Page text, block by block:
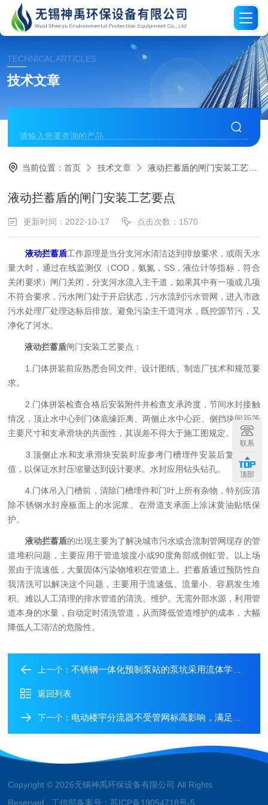
TECHNICAL ARTICLES
技术文章
当前位置：首页 技术文章 液动拦蓄盾的闸门安装工艺要点
液动拦蓄盾的闸门安装工艺要点
更新时间：2022-10-17 点击次数：1570
液动拦蓄盾工作原理是当分支河水清洁达到排放要求，或雨天水
量大时，通过在线监测仪（COD，氨氮，SS，液位计等指标，符合
关闭要求）闸门关闭，分支河水流入主干道，如果其中有一项或几项
不符合要求，污水闸门处于开启状态，污水流到污水管网，进入市政
污水处理厂处理达标后排放。避免污染主干道河水，既控源节污，又
净化了河水。
液动拦蓄盾闸门安装工艺要点：
1.门体拼装前应熟悉合同文件、设计图纸、制造厂技术和规范要
求。
2.门体拼装检查合格后安装附件并检查支承跨度，节间水封接触
情况，顶止水中心到门体底缘距离、两侧止水中心距、侧挡块间距等
主要尺寸和支承滑块的共面性，其误差不得大于施工图规定。
3.顶侧止水和支承滑块安装时应参考门槽埋件安装后复测的数
值，以保证水封压缩量达到设计要求。水封应用钻头钻孔。
4.门体吊入门槽前，清除门槽埋件和门叶上所有杂物，特别应清
除不锈钢水封座板面上的水泥浆。在滑道支承面上涂沫黄油贴纸保
护。
液动拦蓄盾的出现主要为了解决城市污水或合流制管网现存的管
道堆积问题，主要应用于管道坡度小或90度角部或倒虹管。以上场
景由于流速低，大量固体污染物堆积在管道上。拦蓄盾通过预防性自
我清洗可以解决这个问题，主要用于流速低、流量小、容易发生堆
积、难以人工清理的排水管道的清洗、维护。无需外部水源，利用管
道本身的水量，自动定时清洗管道，从而降低管道维护的成本，大幅
降低人工清洁的危险性。
上一个：不锈钢一体化预制泵站的泵坑采用流体学设计
返回列表
下一个： 电动楼宇分流器不受管网标高影响，满足各种工况条件
Copyright © 2026无锡神禹环保设备有限公司 All Rights
Reserved 工信部备案号：苏ICP备19054718号-5
联系
顶部